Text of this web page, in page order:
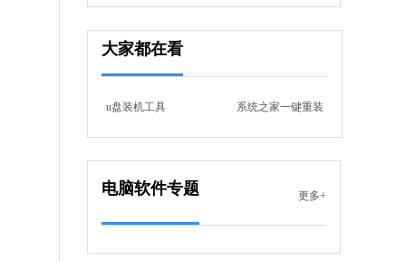
下载
软件语言：简体中文
下载
大家都在看
u盘装机工具 系统之家一键重装
电脑软件专题 更多+